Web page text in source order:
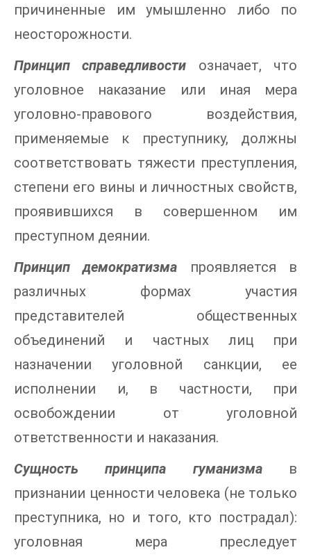
причиненные им умышленно либо по
неосторожности.
Принцип справедливости означает, что
уголовное наказание или иная мера
уголовно-правового воздействия,
применяемые к преступнику, должны
соответствовать тяжести преступления,
степени его вины и личностных свойств,
проявившихся в совершенном им
преступном деянии.
Принцип демократизма проявляется в
различных формах участия
представителей общественных
объединений и частных лиц при
назначении уголовной санкции, ее
исполнении и, в частности, при
освобождении от уголовной
ответственности и наказания.
Сущность принципа гуманизмав
признании ценности человека (не только
преступника, но и того, кто пострадал):
уголовная мера преследует